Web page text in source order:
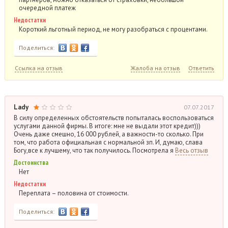
очередной платеж
Недостатки
Короткий льготный период, не могу разобраться с процентами.
Поделиться:
Ссылка на отзыв Жалоба на отзыв Ответить
Lady 07.07.2017
В силу определенных обстоятельств попыталась воспользоваться
услугами данной фирмы. В итоге: мне не выдали этот кредит)))
Очень даже смешно, 16 000 рублей, а важности-то сколько. При
том, что работа официальная с нормальной зп. И, думаю, слава
Богу,все к лучшему, что так получилось. Посмотрела я Весь отзыв
Достоинства
Нет
Недостатки
Переплата – половина от стоимости.
Поделиться: